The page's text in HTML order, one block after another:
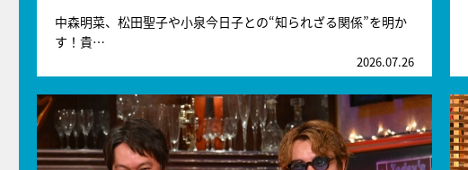
中森明菜、松田聖子や小泉今日子との“知られざる関係”を明か
す！貴…
2026.07.26